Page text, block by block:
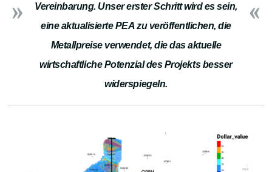
Vereinbarung. Unser erster Schritt wird es sein,
eine aktualisierte PEA zu veröffentlichen, die
Metallpreise verwendet, die das aktuelle
wirtschaftliche Potenzial des Projekts besser
widerspiegeln.